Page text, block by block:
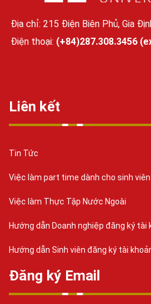
Địa chỉ: 215 Điện Biên Phủ, Gia
Điện thoại: (+84)287.308.3456
Liên kết
Tin Tức
Việc làm part time dành cho sinh viên
Việc làm Thực Tập Nước Ngoài
Hướng dẫn Doanh nghiệp đăng ký tài
Hướng dẫn Sinh viên đăng ký tài
Đăng ký Email